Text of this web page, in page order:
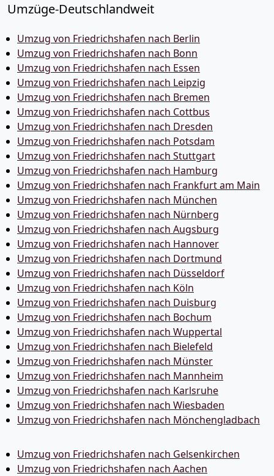
Umzüge-Deutschlandweit
Umzug von Friedrichshafen nach Berlin
Umzug von Friedrichshafen nach Bonn
Umzug von Friedrichshafen nach Essen
Umzug von Friedrichshafen nach Leipzig
Umzug von Friedrichshafen nach Bremen
Umzug von Friedrichshafen nach Cottbus
Umzug von Friedrichshafen nach Dresden
Umzug von Friedrichshafen nach Potsdam
Umzug von Friedrichshafen nach Stuttgart
Umzug von Friedrichshafen nach Hamburg
Umzug von Friedrichshafen nach Frankfurt am Main
Umzug von Friedrichshafen nach München
Umzug von Friedrichshafen nach Nürnberg
Umzug von Friedrichshafen nach Augsburg
Umzug von Friedrichshafen nach Hannover
Umzug von Friedrichshafen nach Dortmund
Umzug von Friedrichshafen nach Düsseldorf
Umzug von Friedrichshafen nach Köln
Umzug von Friedrichshafen nach Duisburg
Umzug von Friedrichshafen nach Bochum
Umzug von Friedrichshafen nach Wuppertal
Umzug von Friedrichshafen nach Bielefeld
Umzug von Friedrichshafen nach Münster
Umzug von Friedrichshafen nach Mannheim
Umzug von Friedrichshafen nach Karlsruhe
Umzug von Friedrichshafen nach Wiesbaden
Umzug von Friedrichshafen nach Mönchen­gladbach
Umzug von Friedrichshafen nach Gelsenkirchen
Umzug von Friedrichshafen nach Aachen